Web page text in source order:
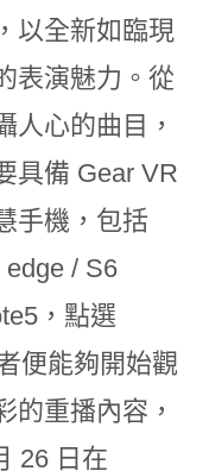
以全新如臨現
表演魅力。從
人心的曲目，
具備 Gear VR
手機，包括
/ S6
，點選
便能夠開始觀
的重播內容，
26 日在